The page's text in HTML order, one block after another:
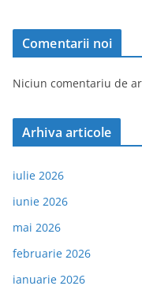
Comentarii noi
Niciun comentariu de
Arhiva articole
iulie 2026
iunie 2026
mai 2026
februarie 2026
ianuarie 2026